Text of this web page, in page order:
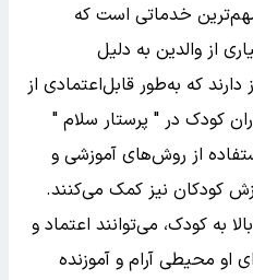
مهم‌ترین خدماتی است که
از والدین به دلیل
که به‌طور قابل‌اعتمادی از
کودک در " پرستار سلام "
از روش‌های آموزشی و
کودکان نیز کمک می‌کنند.
به کودک، می‌توانند اعتماد و
او محیطی آرام و آموزنده